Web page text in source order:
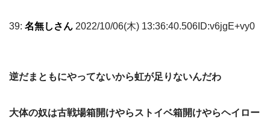
39: 名無しさん 2022/10/06(木) 13:36:40.506ID:v6jgE+vy0
逆だまともにやってないから虹が足りないんだわ
大体の奴は古戦場箱開けやらストイベ箱開けやらヘイロー